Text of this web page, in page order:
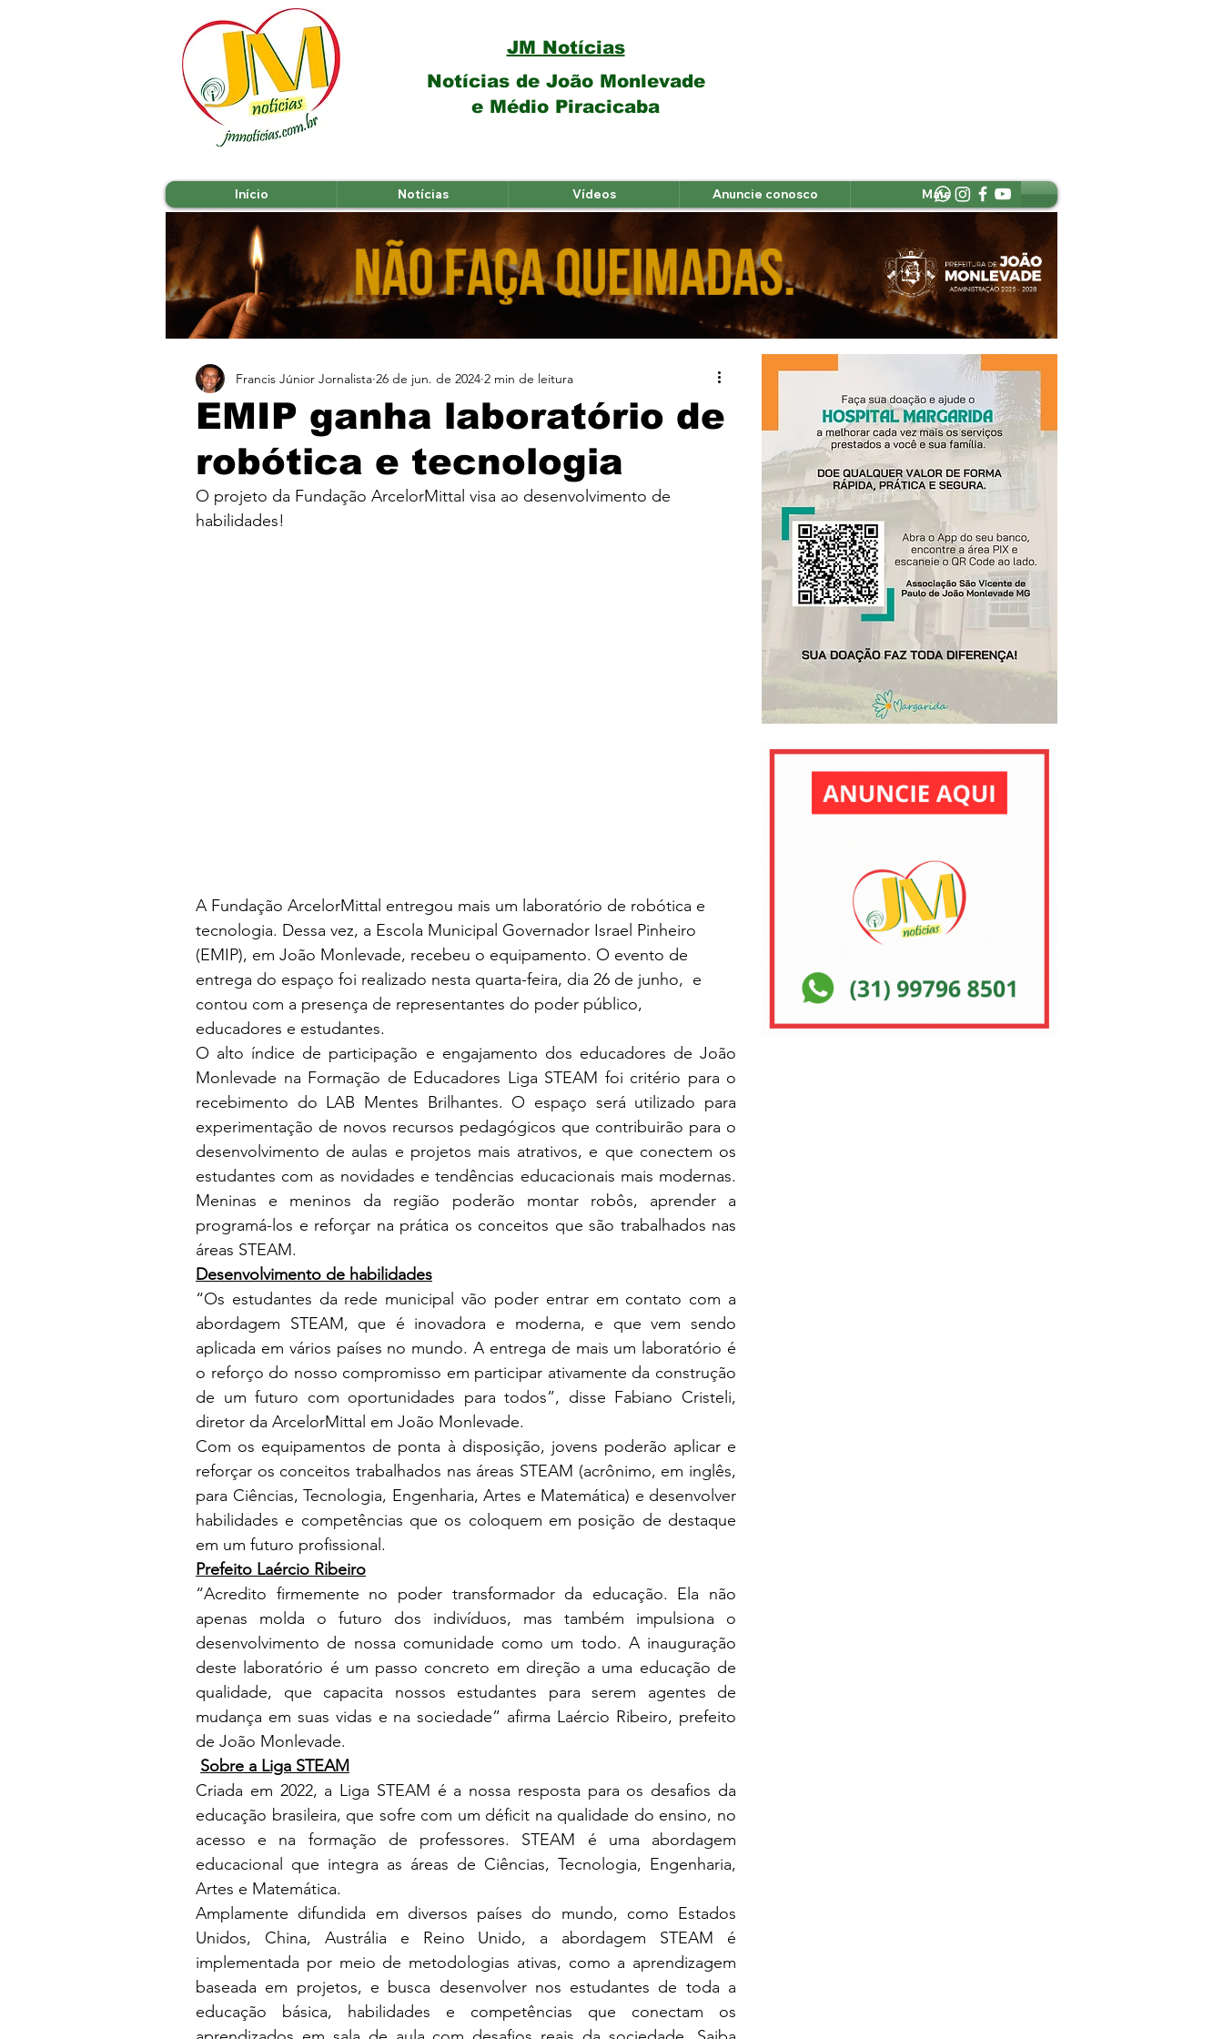
Notícias de João Monlevade
e Médio Piracicaba
JM Notícias
Início Notícias Vídeos Anuncie conosco Mais
EMIP ganha laboratório de
robótica e tecnologia
Francis Júnior Jornalista 26 de jun. de 2024 2 min de leitura
O projeto da Fundação ArcelorMittal visa ao desenvolvimento de
habilidades!
A Fundação ArcelorMittal entregou mais um laboratório de robótica e
tecnologia. Dessa vez, a Escola Municipal Governador Israel Pinheiro
(EMIP), em João Monlevade, recebeu o equipamento. O evento de
entrega do espaço foi realizado nesta quarta-feira, dia 26 de junho,  e
contou com a presença de representantes do poder público,
educadores e estudantes.
O alto índice de participação e engajamento dos educadores de João
Monlevade na Formação de Educadores Liga STEAM foi critério para o
recebimento do LAB Mentes Brilhantes. O espaço será utilizado para
experimentação de novos recursos pedagógicos que contribuirão para o
desenvolvimento de aulas e projetos mais atrativos, e que conectem os
estudantes com as novidades e tendências educacionais mais modernas.
Meninas e meninos da região poderão montar robôs, aprender a
programá-los e reforçar na prática os conceitos que são trabalhados nas
áreas STEAM.
Desenvolvimento de habilidades
“Os estudantes da rede municipal vão poder entrar em contato com a
abordagem STEAM, que é inovadora e moderna, e que vem sendo
aplicada em vários países no mundo. A entrega de mais um laboratório é
o reforço do nosso compromisso em participar ativamente da construção
de um futuro com oportunidades para todos”, disse Fabiano Cristeli,
diretor da ArcelorMittal em João Monlevade.
Com os equipamentos de ponta à disposição, jovens poderão aplicar e
reforçar os conceitos trabalhados nas áreas STEAM (acrônimo, em inglês,
para Ciências, Tecnologia, Engenharia, Artes e Matemática) e desenvolver
habilidades e competências que os coloquem em posição de destaque
em um futuro profissional.
Prefeito Laércio Ribeiro
“Acredito firmemente no poder transformador da educação. Ela não
apenas molda o futuro dos indivíduos, mas também impulsiona o
desenvolvimento de nossa comunidade como um todo. A inauguração
deste laboratório é um passo concreto em direção a uma educação de
qualidade, que capacita nossos estudantes para serem agentes de
mudança em suas vidas e na sociedade” afirma Laércio Ribeiro, prefeito
de João Monlevade.
Sobre a Liga STEAM
Criada em 2022, a Liga STEAM é a nossa resposta para os desafios da
educação brasileira, que sofre com um déficit na qualidade do ensino, no
acesso e na formação de professores. STEAM é uma abordagem
educacional que integra as áreas de Ciências, Tecnologia, Engenharia,
Artes e Matemática.
Amplamente difundida em diversos países do mundo, como Estados
Unidos, China, Austrália e Reino Unido, a abordagem STEAM é
implementada por meio de metodologias ativas, como a aprendizagem
baseada em projetos, e busca desenvolver nos estudantes de toda a
educação básica, habilidades e competências que conectam os